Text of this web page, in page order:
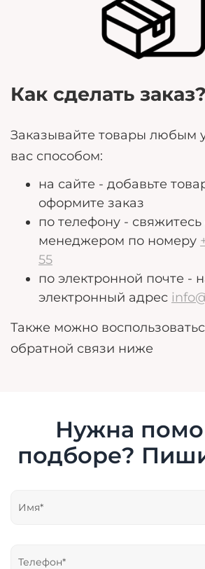
могут помочь нам лучше
потребности.
Как сделать заказ?
Заказывайте товары любым
вас способом:
на сайте - добавьте
оформите заказ
по телефону -
менеджером по номеру
55
по электронной почте -
электронный адрес
Также можно
обратной связи ниже
Нужна
подборе?